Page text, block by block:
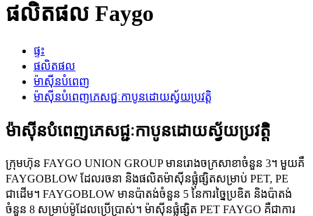
ផលិតផល Faygo
ផ្ទះ
ផលិតផល
ម៉ាស៊ីនបំពេញ
ម៉ាស៊ីនបំពេញភេសជ្ជៈកាបូនដោយស្វ័យប្រវត្តិ
ម៉ាស៊ីនបំពេញភេសជ្ជៈកាបូនដោយស្វ័យប្រវត្តិ
ក្រុមហ៊ុន FAYGO UNION GROUP មានរោងចក្រសាខាចំនួន 3។ មួយគឺ
FAYGOBLOW ដែលរចនា និងផលិតម៉ាស៊ីនផ្លុំផ្សិតសម្រាប់ PET, PE
ជាដើម។ FAYGOBLOW មានប៉ាតង់ចំនួន 5 នៃការច្នៃប្រឌិត និងប៉ាតង់
ចំនួន 8 សម្រាប់ម៉ូដែលប្រើប្រាស់។ ម៉ាស៊ីនផ្លុំផ្សិត PET FAYGO គឺជាការ